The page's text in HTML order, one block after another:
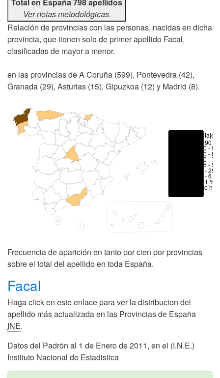
Ver notas metodológicas.
Relación de provincias con las personas, nacidas en dicha
provincia, que tienen solo de primer apellido Facal,
clasificadas de mayor a menor.
en las provincias de A Coruña (599), Pontevedra (42),
Granada (29), Asturias (15), Gipuzkoa (12) y Madrid (8).
Porcentajes
> 90 %
80 -
70 -
50 -
25 -
6 - 25
1 - 6 %
< 1 %
No hay
Frecuencia de aparición en tanto por cien por provincias
sobre el total del apellido en toda España.
Facal
Haga click en este enlace para ver la distribucion del
apellido más actualizada en las Provincias de España
INE.
Datos del Padrón al 1 de Enero de 2011, en el (I.N.E.)
Instituto Nacional de Estadistica